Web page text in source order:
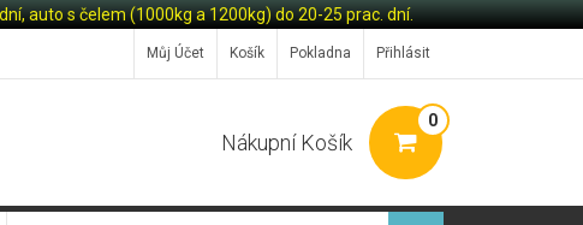
auto s čelem (1000kg a 1200kg) do 20-25 prac. dní.
Můj Účet Košík Pokladna Přihlásit
Nákupní Košík
0